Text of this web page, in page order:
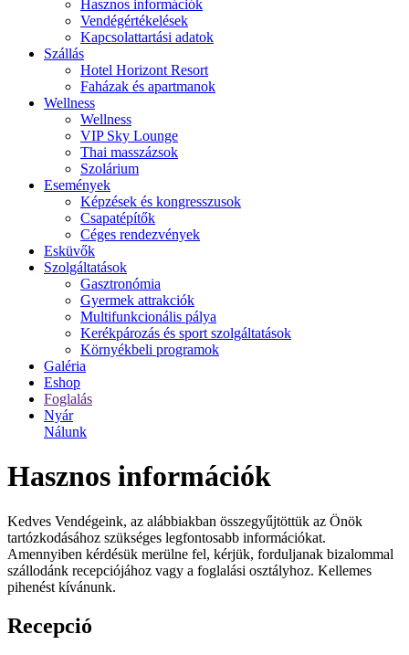
Hasznos információk
Vendégértékelések
Kapcsolattartási adatok
Szállás
Hotel Horizont Resort
Faházak és apartmanok
Wellness
Wellness
VIP Sky Lounge
Thai masszázsok
Szolárium
Események
Képzések és kongresszusok
Csapatépítők
Céges rendezvények
Esküvők
Szolgáltatások
Gasztronómia
Gyermek attrakciók
Multifunkcionális pálya
Kerékpározás és sport szolgáltatások
Környékbeli programok
Galéria
Eshop
Foglalás
Nyár
Nálunk
Hasznos információk
Kedves Vendégeink, az alábbiakban összegyűjtöttük az Önök
tartózkodásához szükséges legfontosabb információkat.
Amennyiben kérdésük merülne fel, kérjük, forduljanak bizalommal
szállodánk recepciójához vagy a foglalási osztályhoz. Kellemes
pihenést kívánunk.
Recepció